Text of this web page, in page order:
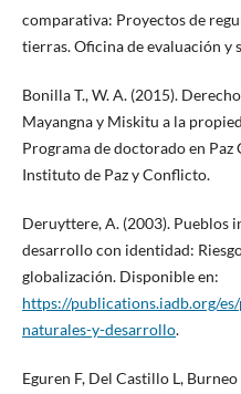
comparativa: Proyectos de
tierras. Oficina de evaluación y
Bonilla T., W. A. (2015).
Mayangna y Miskitu a la
Programa de doctorado en
Instituto de Paz y Conflicto.
Deruyttere, A. (2003). Pueblos
desarrollo con identidad:
globalización. Disponible en:
https://publications.iadb.org/
naturales-y-desarrollo.
Eguren F, Del Castillo L,